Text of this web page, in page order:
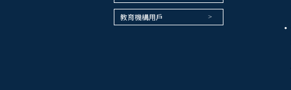
教育機構用戶